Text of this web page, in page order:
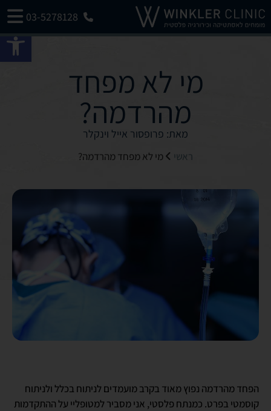
03-5278128
מי לא מפחד
מהרדמה?
מאת: פרופסור אייל וינקלר
ראשי מי לא מפחד מהרדמה?
הפחד מהרדמה נפוץ מאוד בקרב מועמדים לניתוח בכלל ולניתוח
קוסמטי בפרט. כמנתח פלסטי, אני מסביר למטופליי על ההתקדמות